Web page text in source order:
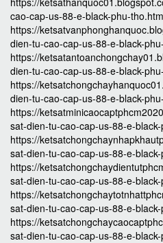
cao-cap-us-88-e-black-phu-
https://
dien-tu-cao-cap-us-88-e-black-
https://
dien-tu-cao-cap-us-88-e-black-
https://
dien-tu-cao-cap-us-88-e-black-
https://
sat-dien-tu-cao-cap-us-88-e-
https://
sat-dien-tu-cao-cap-us-88-e-
https://
sat-dien-tu-cao-cap-us-88-e-
https://
sat-dien-tu-cao-cap-us-88-e-
https://
sat-dien-tu-cao-cap-us-88-e-